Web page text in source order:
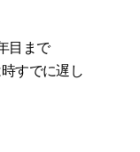
目まで
すでに遅し